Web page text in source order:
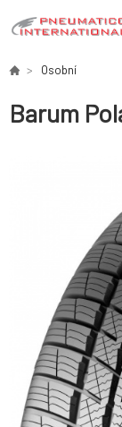
Osobní
Barum